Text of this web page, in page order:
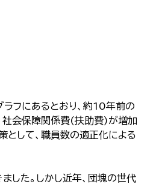
フにあるとおり、約10年前の
社会保障関係費(扶助費)が増加
として、職員数の適正化による
した。しかし近年、団塊の世代